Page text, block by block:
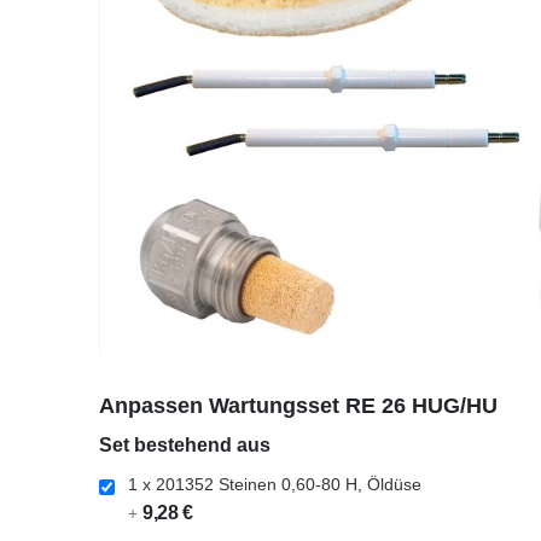
Anfang
Bildergalerie
springen
Anpassen Wartungsset RE 26 HUG/HU
Set bestehend aus
1 x 201352 Steinen 0,60-80 H, Öldüse
+ 9,28 €